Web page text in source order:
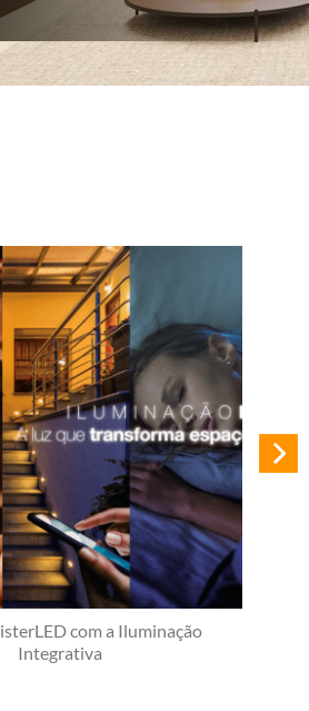
com a Iluminação
Integrativa